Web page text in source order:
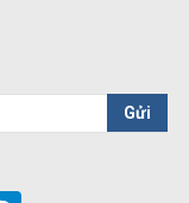
Gửi